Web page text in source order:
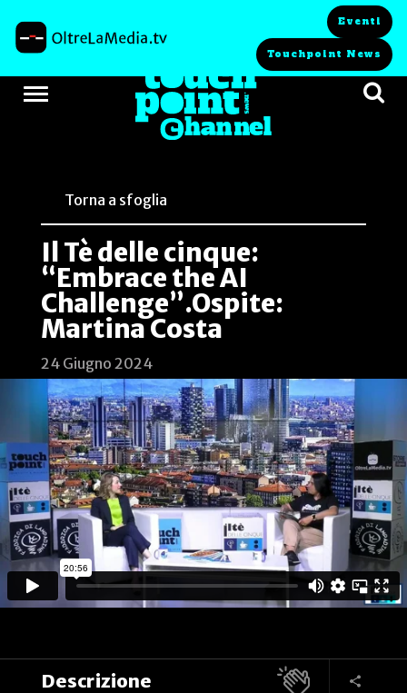
Eventi
Touchpoint News
Torna a sfoglia
Il Tè delle cinque:
“Embrace the AI
Challenge”.Ospite:
Martina Costa
24 Giugno 2024
Descrizione